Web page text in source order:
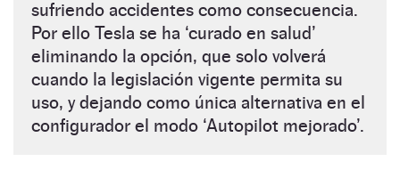
sufriendo accidentes como consecuencia.
Por ello Tesla se ha ‘curado en salud’
eliminando la opción, que solo volverá
cuando la legislación vigente permita su
uso, y dejando como única alternativa en el
configurador el modo ‘Autopilot mejorado’.